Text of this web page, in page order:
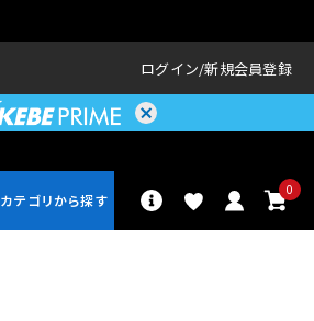
ログイン 新規会員登録
0